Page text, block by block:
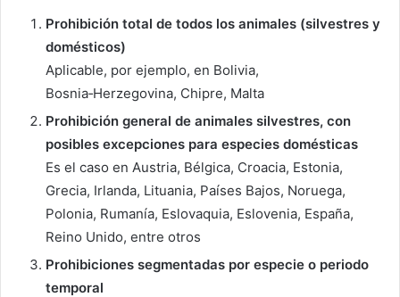
Prohibición total de todos los animales (silvestres y
domésticos)
Aplicable, por ejemplo, en Bolivia,
Bosnia‑Herzegovina, Chipre, Malta
Prohibición general de animales silvestres, con
posibles excepciones para especies domésticas
Es el caso en Austria, Bélgica, Croacia, Estonia,
Grecia, Irlanda, Lituania, Países Bajos, Noruega,
Polonia, Rumanía, Eslovaquia, Eslovenia, España,
Reino Unido, entre otros
Prohibiciones segmentadas por especie o periodo
temporal